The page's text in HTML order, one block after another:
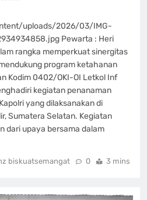
uploads/2026/03/IMG-
Pewarta : Heri
rangka memperkuat sinergitas
program ketahanan
Kodim 0402/OKI-OI Letkol Inf
kegiatan penanaman
yang dilaksanakan di
Sumatera Selatan. Kegiatan
dari upaya bersama dalam
biskuatsemangat 0 3 mins